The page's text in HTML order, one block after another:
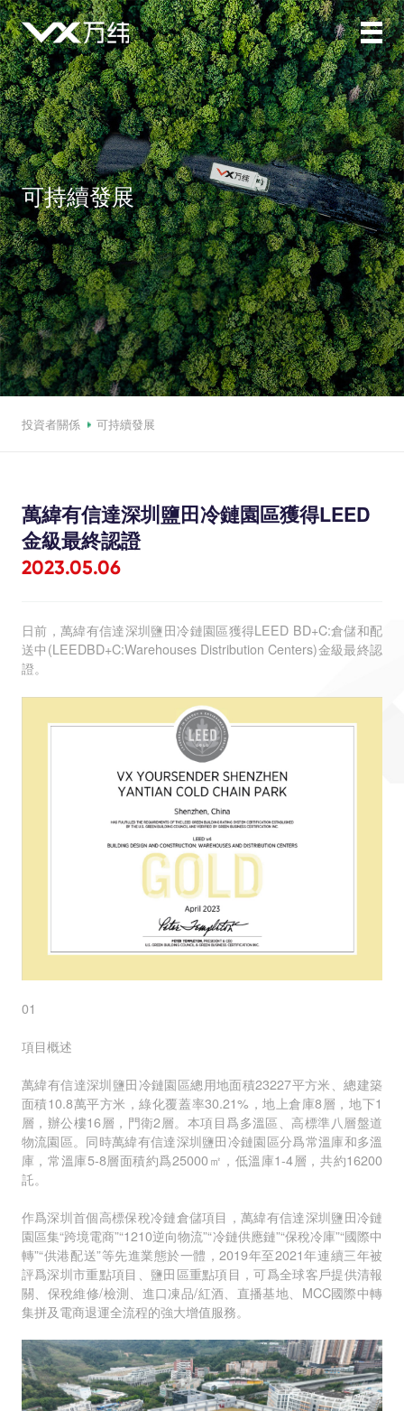
可持續發展
投資者關係 可持續發展
萬緯有信達深圳鹽田冷鏈園區獲得LEED
金級最終認證
2023.05.06
日前，萬緯有信達深圳鹽田冷鏈園區獲得LEED BD+C:倉儲和配
送中(LEEDBD+C:Warehouses Distribution Centers)金級最終認
證。
01
項目概述
萬緯有信達深圳鹽田冷鏈園區總用地面積23227平方米、總建築
面積10.8萬平方米，綠化覆蓋率30.21%，地上倉庫8層，地下1
層，辦公樓16層，門衛2層。本項目爲多溫區、高標準八層盤道
物流園區。同時萬緯有信達深圳鹽田冷鏈園區分爲常溫庫和多溫
庫，常溫庫5-8層面積約爲25000㎡，低溫庫1-4層，共約16200
託。
作爲深圳首個高標保稅冷鏈倉儲項目，萬緯有信達深圳鹽田冷鏈
園區集“跨境電商”“1210逆向物流”“冷鏈供應鏈”“保稅冷庫”“國際中
轉”“供港配送”等先進業態於一體，2019年至2021年連續三年被
評爲深圳市重點項目、鹽田區重點項目，可爲全球客戶提供清報
關、保稅維修/檢測、進口凍品/紅酒、直播基地、MCC國際中轉
集拼及電商退運全流程的強大增值服務。